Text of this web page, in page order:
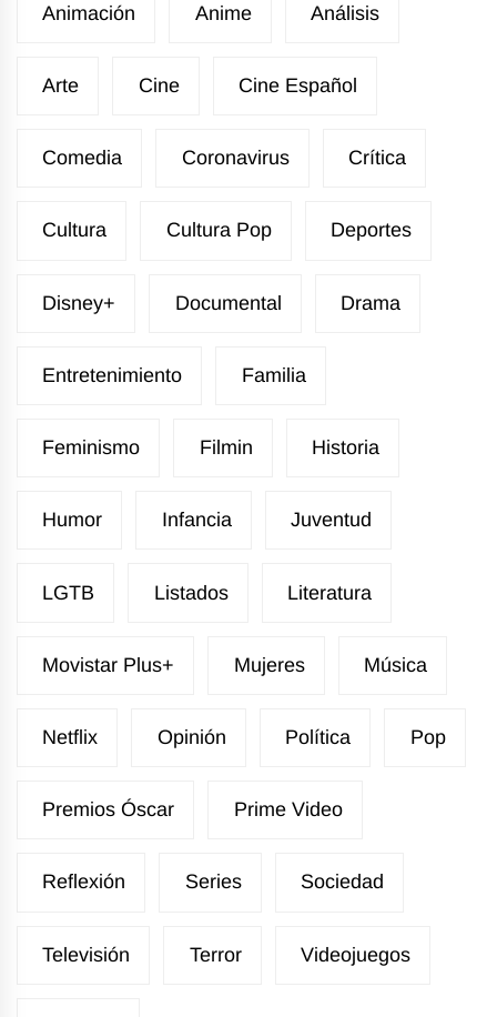
Animación Anime Análisis
Arte Cine Cine Español
Comedia Coronavirus Crítica
Cultura Cultura Pop Deportes
Disney+ Documental Drama
Entretenimiento Familia
Feminismo Filmin Historia
Humor Infancia Juventud
LGTB Listados Literatura
Movistar Plus+ Mujeres Música
Netflix Opinión Política Pop
Premios Óscar Prime Video
Reflexión Series Sociedad
Televisión Terror Videojuegos